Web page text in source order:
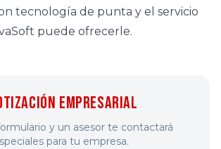
tecnología de punta y el servicio
puede ofrecerle.
Empresarial
y un asesor te contactará
para tu empresa.